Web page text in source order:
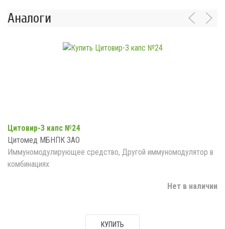
Аналоги
Цитовир-3 капс №24
Цитомед МБНПК ЗАО
Иммуномодулирующее средство, Другой иммуномодулятор в
комбинациях
Нет в наличии
КУПИТЬ